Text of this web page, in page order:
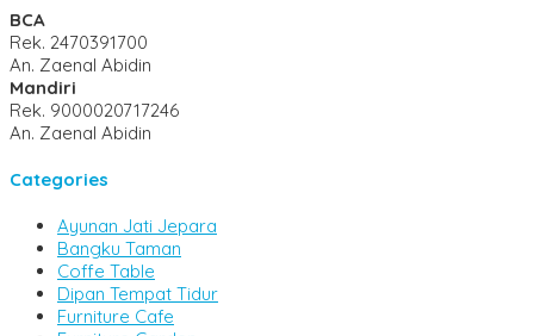
BCA
Rek. 2470391700
An. Zaenal Abidin
Mandiri
Rek. 9000020717246
An. Zaenal Abidin
Categories
Ayunan Jati Jepara
Bangku Taman
Coffe Table
Dipan Tempat Tidur
Furniture Cafe